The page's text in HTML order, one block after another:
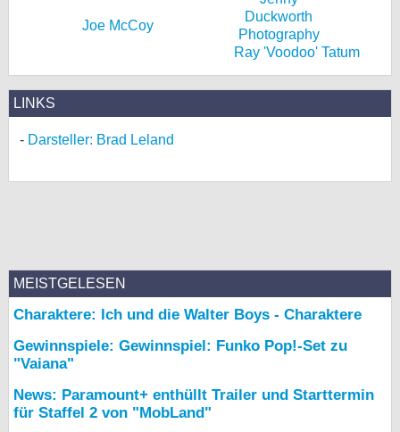
Joe McCoy
Ray 'Voodoo' Tatum
LINKS
Darsteller: Brad Leland
MEISTGELESEN
Charaktere: Ich und die Walter Boys - Charaktere
Gewinnspiele: Gewinnspiel: Funko Pop!-Set zu
"Vaiana"
News: Paramount+ enthüllt Trailer und Starttermin
für Staffel 2 von "MobLand"